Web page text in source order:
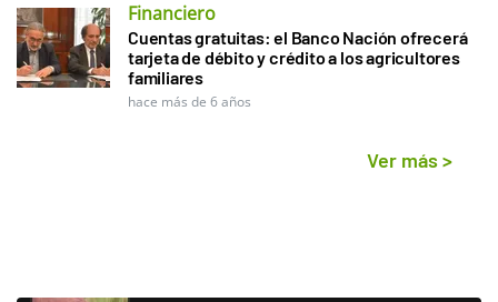
Financiero
Cuentas gratuitas: el Banco Nación ofrecerá
tarjeta de débito y crédito a los agricultores
familiares
hace más de 6 años
Ver más>